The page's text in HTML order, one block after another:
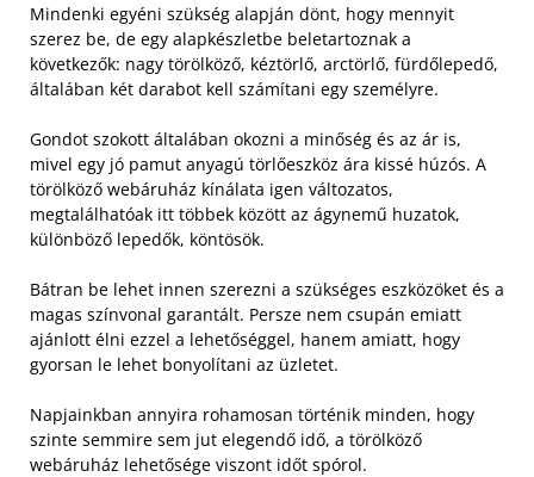
Mindenki egyéni szükség alapján dönt, hogy mennyit
szerez be, de egy alapkészletbe beletartoznak a
következők: nagy törölköző, kéztörlő, arctörlő, fürdőlepedő,
általában két darabot kell számítani egy személyre.
Gondot szokott általában okozni a minőség és az ár is,
mivel egy jó pamut anyagú törlőeszköz ára kissé húzós. A
törölköző webáruház kínálata igen változatos,
megtalálhatóak itt többek között az ágynemű huzatok,
különböző lepedők, köntösök.
Bátran be lehet innen szerezni a szükséges eszközöket és a
magas színvonal garantált. Persze nem csupán emiatt
ajánlott élni ezzel a lehetőséggel, hanem amiatt, hogy
gyorsan le lehet bonyolítani az üzletet.
Napjainkban annyira rohamosan történik minden, hogy
szinte semmire sem jut elegendő idő, a törölköző
webáruház lehetősége viszont időt spórol.